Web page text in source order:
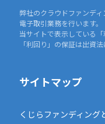
弊社のクラウドファンデ
電子取引業務を行います。
当サイトで表示している
「利回り」の保証は出資
サイトマップ
くじらファンディング